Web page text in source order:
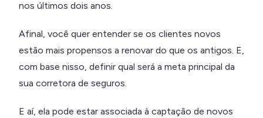
nos últimos dois anos.
Afinal, você quer entender se os clientes novos
estão mais propensos a renovar do que os antigos. E,
com base nisso, definir qual será a meta principal da
sua corretora de seguros.
E aí, ela pode estar associada à captação de novos